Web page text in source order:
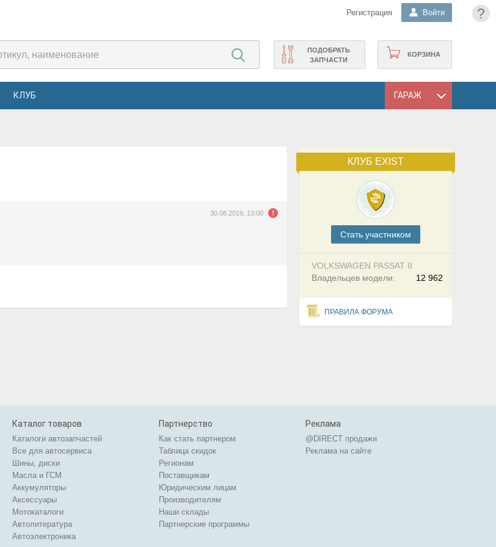
?
Регистрация Войти
КОРЗИНА
ПОДОБРАТЬ
ЗАПЧАСТИ
КЛУБ ГАРАЖ
КЛУБ EXIST
Cтать участником
VOLKSWAGEN PASSAT II
12 962
Владельцев модели:
ПРАВИЛА ФОРУМА
30.08.2019, 13:00
Каталог товаров
Каталоги автозапчастей
Все для автосервиса
Шины, диски
Масла и ГСМ
Аккумуляторы
Аксессуары
Мотокаталоги
Автолитература
Автоэлектроника
Партнерство
Как стать партнером
Таблица скидок
Регионам
Поставщикам
Юридическим лицам
Производителям
Наши склады
Партнерские программы
Реклама
@DIRECT продажи
Реклама на сайте